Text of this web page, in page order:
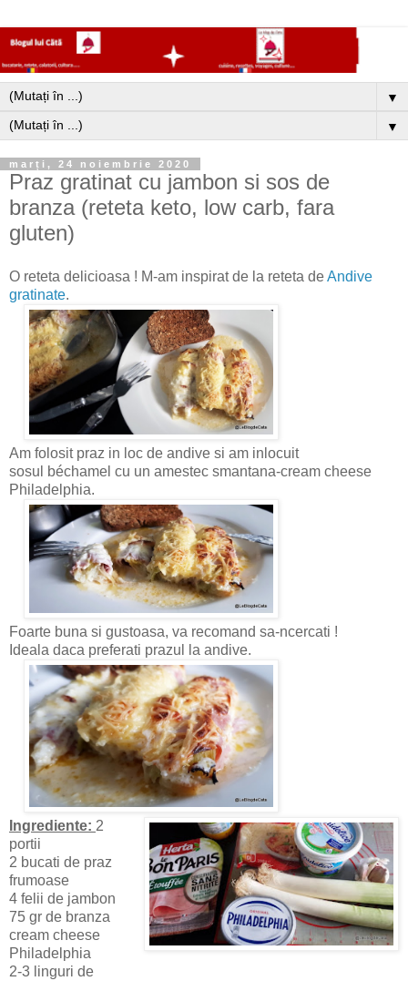
▼
▼
marți, 24 noiembrie 2020
Praz gratinat cu jambon si sos de
branza (reteta keto, low carb, fara
gluten)
O reteta delicioasa ! M-am inspirat de la reteta deAndive
gratinate.
Am folosit praz in loc de andive si am inlocuit
sosul béchamel cu un amestec smantana-cream cheese
Philadelphia.
Foarte buna si gustoasa, va recomand sa-ncercati !
Ideala daca preferati prazul la andive.
Ingrediente: 2
portii
2 bucati de praz
frumoase
4 felii de jambon
75 gr de branza
cream cheese
Philadelphia
2-3 linguri de